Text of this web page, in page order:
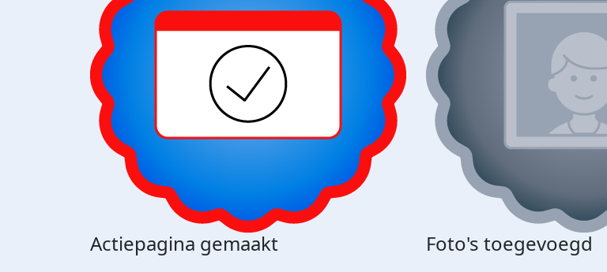
Actiepagina gemaakt Foto's toegevoegd